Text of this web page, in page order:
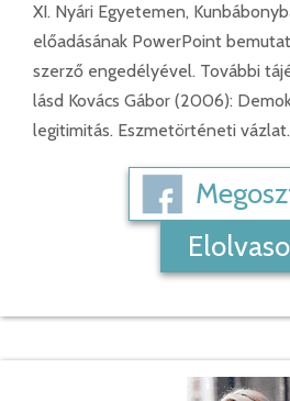
XI. Nyári Egyetemen,
előadásának PowerPoint
szerző engedélyével. További
lásd Kovács Gábor (2006):
legitimitás. Eszmetörténeti